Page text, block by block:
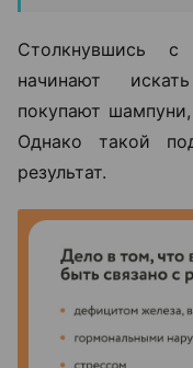
Столкнувшись
начинают
покупают
Однако такой
результат.